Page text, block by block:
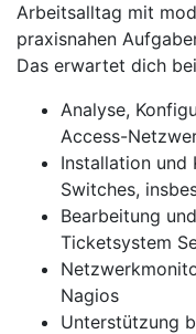
Arbeitsalltag mit
praxisnahen
Das erwartet dich
Analyse,
Access-
Installation und
Switches,
Bearbeitung
Ticketsystem
Nagios
Unterstützung